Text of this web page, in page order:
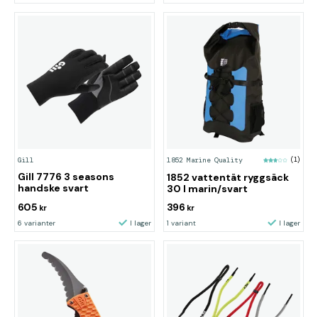
Gill
Gill 7776 3 seasons
handske svart
605 kr
6 varianter I lager
1852 Marine Quality (1)
1852 vattentät ryggsäck
30 l marin/svart
396 kr
1 variant I lager